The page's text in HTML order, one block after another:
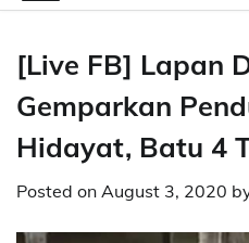
[Live FB] Lapan
Gemparkan
Hidayat, Batu 4
Posted on August 3, 2020